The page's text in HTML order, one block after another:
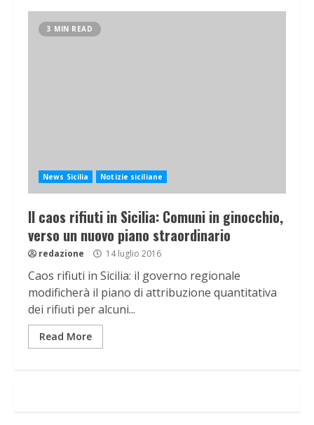
3 MIN READ
News Sicilia Notizie siciliane
Il caos rifiuti in Sicilia: Comuni in ginocchio,
verso un nuovo piano straordinario
redazione 14 luglio 2016
Caos rifiuti in Sicilia: il governo regionale
modificherà il piano di attribuzione quantitativa
dei rifiuti per alcuni...
Read More